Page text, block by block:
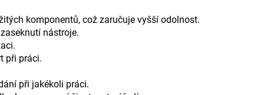
komponentů, což zaručuje vyšší odolnost.
nástroje.
při práci.
při jakékoli práci.